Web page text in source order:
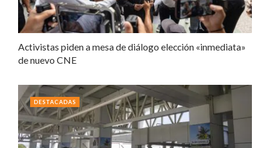
Activistas piden a mesa de diálogo elección «inmediata»
de nuevo CNE
DESTACADAS